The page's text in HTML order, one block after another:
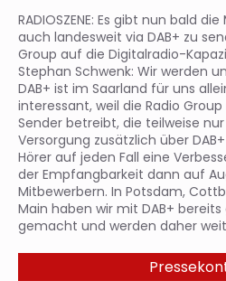
RADIOSZENE: Es gibt nun bald
auch landesweit via DAB+ zu
Group auf die Digitalradio-
Stephan Schwenk: Wir werden
DAB+ ist im Saarland für uns
interessant, weil die Radio
Sender betreibt, die teilweise
Versorgung zusätzlich über
Hörer auf jeden Fall eine
der Empfangbarkeit dann auf
Mitbewerbern. In Potsdam,
Main haben wir mit DAB+
gemacht und werden daher